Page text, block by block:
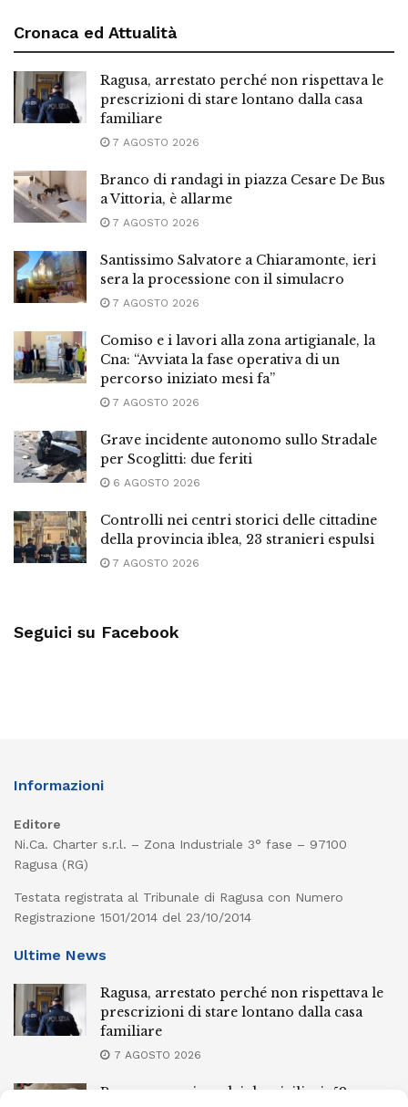
Cronaca ed Attualità
Ragusa, arrestato perché non rispettava le
prescrizioni di stare lontano dalla casa
familiare
7 AGOSTO 2026
Branco di randagi in piazza Cesare De Bus
a Vittoria, è allarme
7 AGOSTO 2026
Santissimo Salvatore a Chiaramonte, ieri
sera la processione con il simulacro
7 AGOSTO 2026
Comiso e i lavori alla zona artigianale, la
Cna: “Avviata la fase operativa di un
percorso iniziato mesi fa”
7 AGOSTO 2026
Grave incidente autonomo sullo Stradale
per Scoglitti: due feriti
6 AGOSTO 2026
Controlli nei centri storici delle cittadine
della provincia iblea, 23 stranieri espulsi
7 AGOSTO 2026
Seguici su Facebook
Informazioni
Editore
Ni.Ca. Charter s.r.l. – Zona Industriale 3° fase – 97100
Ragusa (RG)
Testata registrata al Tribunale di Ragusa con Numero
Registrazione 1501/2014 del 23/10/2014
Ultime News
Ragusa, arrestato perché non rispettava le
prescrizioni di stare lontano dalla casa
familiare
7 AGOSTO 2026
Ragusa, spacciava dai domiciliari: 52enne